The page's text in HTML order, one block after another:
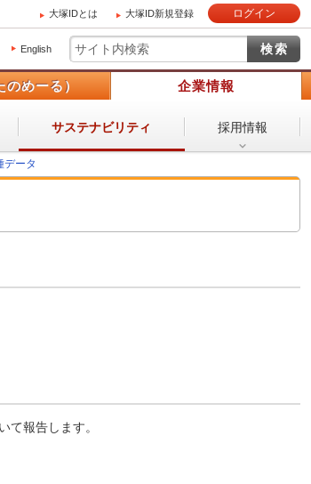
大塚IDとは 大塚ID新規登録 ログイン
English
のめーる） 企業情報
サステナビリティ 採用情報
データ
て報告します。